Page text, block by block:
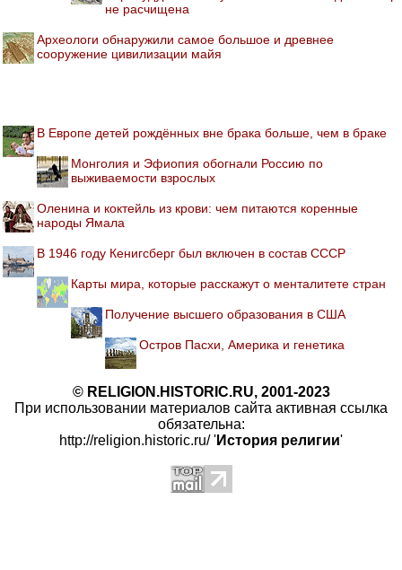
не расчищена
Археологи обнаружили самое большое и древнее
сооружение цивилизации майя
В Европе детей рождённых вне брака больше, чем в браке
Монголия и Эфиопия обогнали Россию по
выживаемости взрослых
Оленина и коктейль из крови: чем питаются коренные
народы Ямала
В 1946 году Кенигсберг был включен в состав СССР
Карты мира, которые расскажут о менталитете стран
Получение высшего образования в США
Остров Пасхи, Америка и генетика
© RELIGION.HISTORIC.RU, 2001-2023
При использовании материалов сайта активная ссылка
обязательна:
http://religion.historic.ru/ 'История религии'